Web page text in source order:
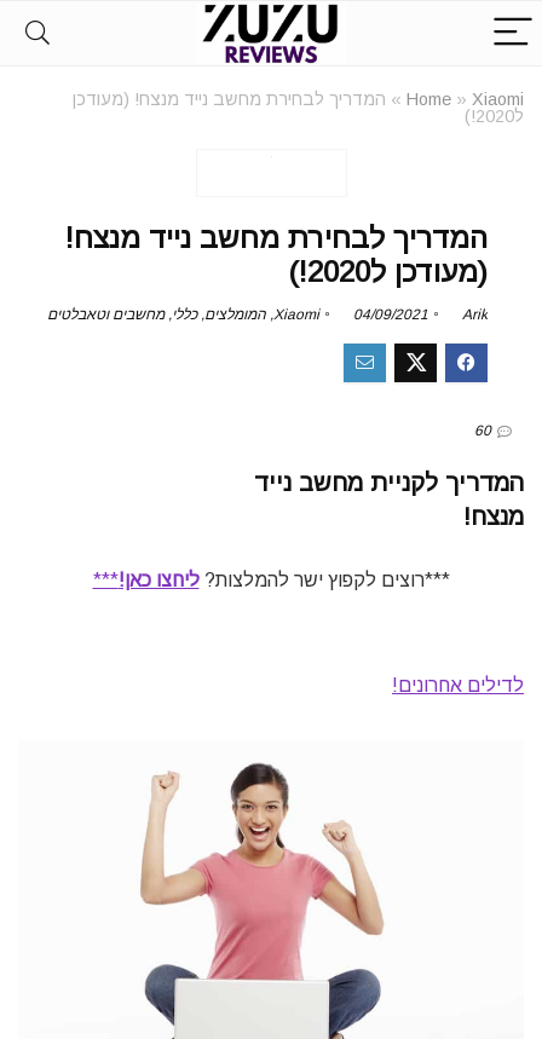
Home » Xiaomi
» המדריך לבחירת מחשב נייד מנצח! (מעודכן
ל2020!)
המדריך לבחירת מחשב נייד מנצח!
(מעודכן ל2020!)
Arik
04/09/2021
Xiaomi
, המומלצים,כללי,מחשבים וטאבלטים
60
המדריך לקניית מחשב נייד
מנצח!
***רוצים לקפוץ ישר להמלצות?ליחצו כאן!***
לדילים אחרונים!